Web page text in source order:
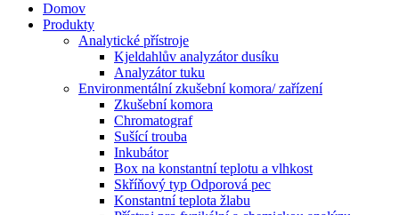
Domov
Produkty
Analytické přístroje
Kjeldahlův analyzátor dusíku
Analyzátor tuku
Environmentální zkušební komora/ zařízení
Zkušební komora
Chromatograf
Sušící trouba
Inkubátor
Box na konstantní teplotu a vlhkost
Skříňový typ Odporová pec
Konstantní teplota žlabu